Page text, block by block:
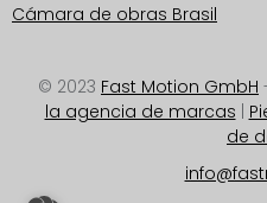
Cámara de obras Brasil
© 2023 Fast Motion GmbH
la agencia de marcas
de